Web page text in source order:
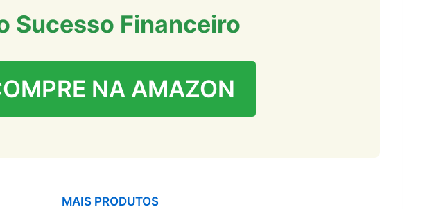
Sucesso Financeiro
NA AMAZON
MAIS PRODUTOS